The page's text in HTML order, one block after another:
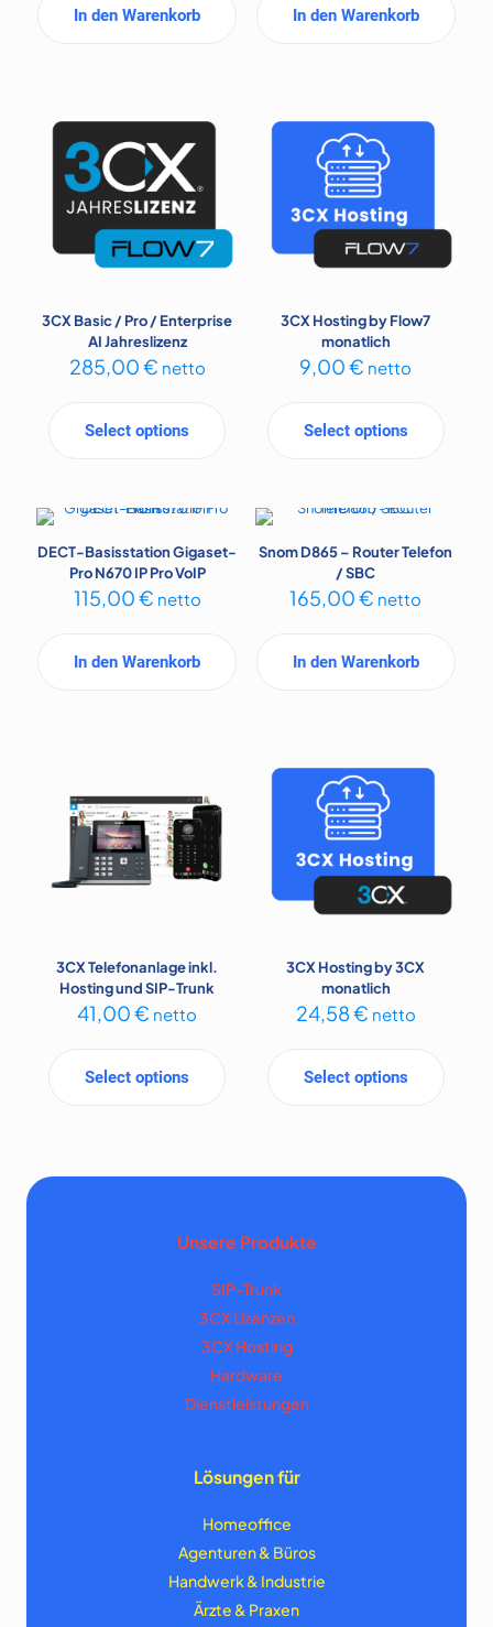
In den Warenkorb In den Warenkorb
3CX Basic / Pro / Enterprise
AI Jahreslizenz
285,00€ netto
Select options
3CX Hosting by Flow7
monatlich
9,00€ netto
Select options
DECT-Basisstation Gigaset-
Pro N670 IP Pro VoIP
115,00€ netto
In den Warenkorb
Snom D865 – Router Telefon
/ SBC
165,00€ netto
In den Warenkorb
3CX Telefonanlage inkl.
Hosting und SIP-Trunk
41,00€ netto
Select options
3CX Hosting by 3CX
monatlich
24,58€ netto
Select options
Unsere Produkte
SIP-Trunk
3CX Lizenzen
3CX Hosting
Hardware
Dienstleistungen
Lösungen für
Homeoffice
Agenturen & Büros
Handwerk & Industrie
Ärzte & Praxen